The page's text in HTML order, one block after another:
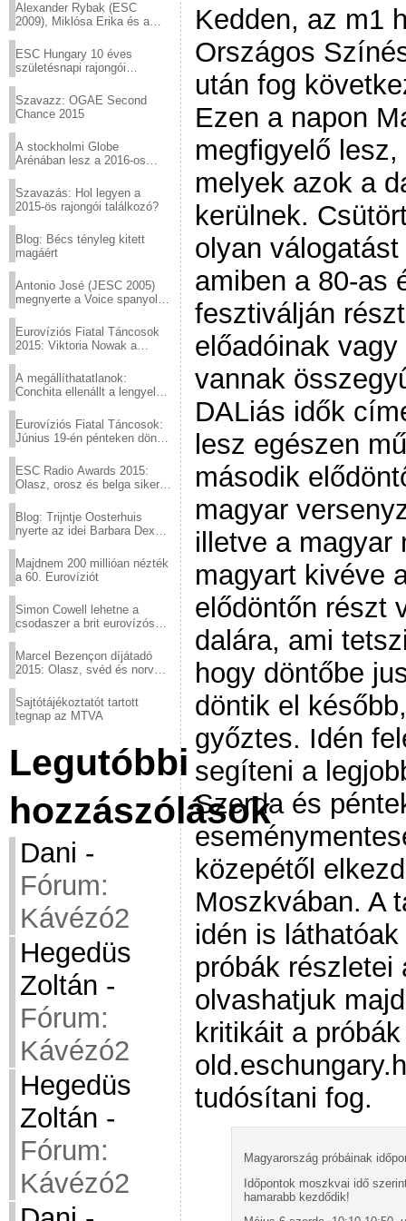
Alexander Rybak (ESC
2009), Miklósa Erika és a
sztárjai a Margitszigeten
ESC Hungary 10 éves
születésnapi rajongói
Szavazz: OGAE Second
Chance 2015
A stockholmi Globe
Arénában lesz a 2016-os
Szavazás: Hol legyen a
2015-ös rajongói találkozó?
Blog: Bécs tényleg kitett
magáért
Antonio José (JESC 2005)
megnyerte a Voice spanyol
Eurovíziós Fiatal Táncosok
2015: Viktoria Nowak a
A megállíthatatlanok:
Conchita ellenállt a lengyel
Eurovíziós Fiatal Táncosok:
Június 19-én pénteken döntő
ESC Radio Awards 2015:
Olasz, orosz és belga siker,
Blog: Trijntje Oosterhuis
nyerte az idei Barbara Dex
Majdnem 200 millióan nézték
a 60. Eurovíziót
Simon Cowell lehetne a
csodaszer a brit eurovízós
Marcel Bezençon díjátadó
2015: Olasz, svéd és norvég
Sajtótájékoztatót tartott
tegnap az MTVA
Legutóbbi
hozzászólások
Dani -
Fórum:
Kávézó2
Hegedüs
Zoltán -
Fórum:
Kávézó2
Hegedüs
Zoltán -
Fórum:
Kávézó2
Kedden, az m1
Országos
után fog
Ezen a napon
megfigyelő
melyek azok a
kerülnek.
olyan
amiben a 80-as
fesztiválján
előadóinak
vannak
DALiás idők
lesz egészen
második
magyar
illetve a magyar
magyart kivéve
elődöntőn részt
dalára, ami
hogy döntőbe
döntik el
győztes. Idén
segíteni a
Szerda és
közepétől
Moszkvában. A
idén is
próbák részletei
olvashatjuk
kritikáit a
tudósítani fog.
Magyarország próbáinak
Időpontok moszkvai idő
hamarabb kezdődik!